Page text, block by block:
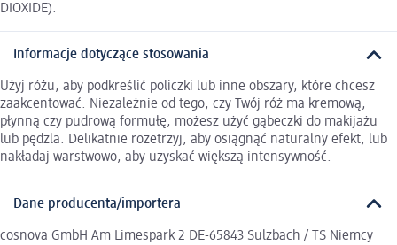
DIOXIDE).
Informacje dotyczące stosowania
Użyj różu, aby podkreślić policzki lub inne obszary, które chcesz
zaakcentować. Niezależnie od tego, czy Twój róż ma kremową,
płynną czy pudrową formułę, możesz użyć gąbeczki do makijażu
lub pędzla. Delikatnie rozetrzyj, aby osiągnąć naturalny efekt, lub
nakładaj warstwowo, aby uzyskać większą intensywność.
Dane producenta/importera
cosnova GmbH Am Limespark 2 DE-65843 Sulzbach / TS Niemcy